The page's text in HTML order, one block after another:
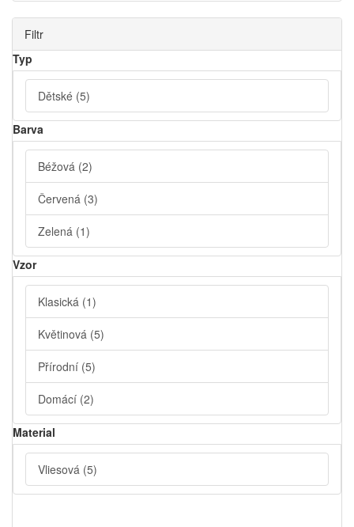
Filtr
Typ
Dětské (5)
Barva
Béžová (2)
Červená (3)
Zelená (1)
Vzor
Klasická (1)
Květinová (5)
Přírodní (5)
Domácí (2)
Material
Vliesová (5)